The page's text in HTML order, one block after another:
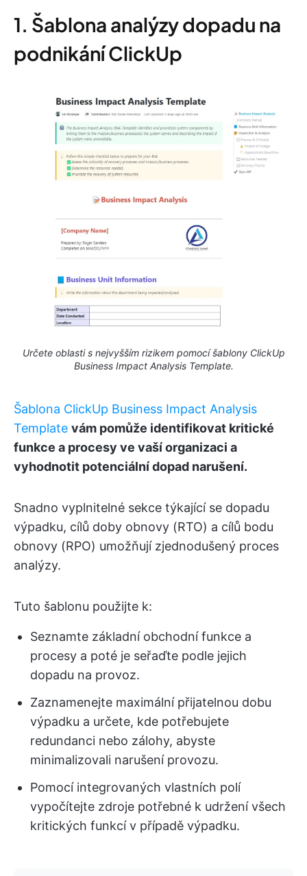
1. Šablona analýzy dopadu na
podnikání ClickUp
Určete oblasti s nejvyšším rizikem pomocí šablony ClickUp
Business Impact Analysis Template.
Šablona ClickUp Business Impact Analysis
Template vám pomůže identifikovat kritické
funkce a procesy ve vaší organizaci a
vyhodnotit potenciální dopad narušení.
Snadno vyplnitelné sekce týkající se dopadu
výpadku, cílů doby obnovy (RTO) a cílů bodu
obnovy (RPO) umožňují zjednodušený proces
analýzy.
Tuto šablonu použijte k:
Seznamte základní obchodní funkce a
procesy a poté je seřaďte podle jejich
dopadu na provoz.
Zaznamenejte maximální přijatelnou dobu
výpadku a určete, kde potřebujete
redundanci nebo zálohy, abyste
minimalizovali narušení provozu.
Pomocí integrovaných vlastních polí
vypočítejte zdroje potřebné k udržení všech
kritických funkcí v případě výpadku.